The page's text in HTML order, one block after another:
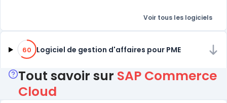
Voir tous les logiciels
60% de compatibilité
60 Logiciel de gestion d'affaires pour PME
Tout savoir sur SAP Commerce
Cloud